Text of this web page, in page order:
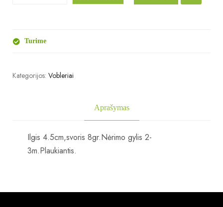
Turime
Kategorijos: Vobleriai
Aprašymas
Ilgis 4.5cm,svoris 8gr.Nėrimo gylis 2-
3m.Plaukiantis.